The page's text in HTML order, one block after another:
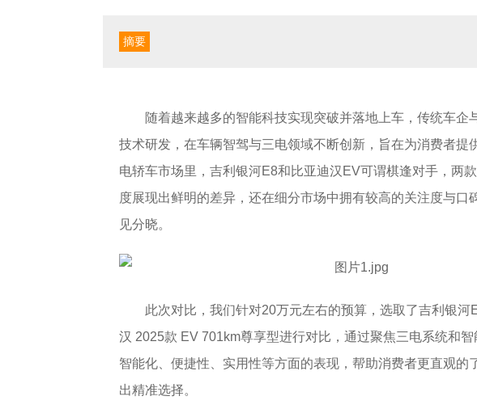
摘要
随着越来越多的智能科技实现突破并落地上车，传统车企
技术研发，在车辆智驾与三电领域不断创新，旨在为消费者提
电轿车市场里，吉利银河E8和比亚迪汉EV可谓棋逢对手，两
度展现出鲜明的差异，还在细分市场中拥有较高的关注度与口
见分晓。
此次对比，我们针对20万元左右的预算，选取了吉利银
汉 2025款 EV 701km尊享型进行对比，通过聚焦三电系统和
智能化、便捷性、实用性等方面的表现，帮助消费者更直观的
出精准选择。